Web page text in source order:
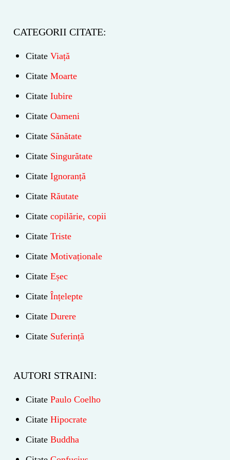
CATEGORII CITATE:
Citate Viață
Citate Moarte
Citate Iubire
Citate Oameni
Citate Sănătate
Citate Singurătate
Citate Ignoranță
Citate Răutate
Citate copilărie, copii
Citate Triste
Citate Motivaționale
Citate Eșec
Citate Înțelepte
Citate Durere
Citate Suferință
AUTORI STRAINI:
Citate Paulo Coelho
Citate Hipocrate
Citate Buddha